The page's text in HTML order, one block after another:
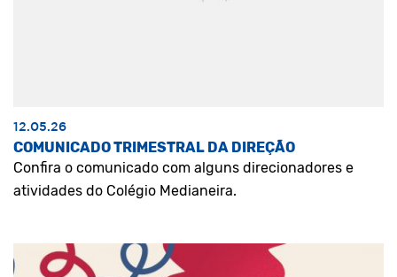
12.05.26
COMUNICADO TRIMESTRAL DA DIREÇÃO
Confira o comunicado com alguns direcionadores e
atividades do Colégio Medianeira.